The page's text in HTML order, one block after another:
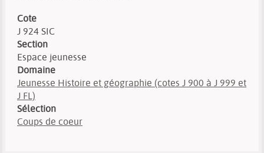
Cote
J 924 SIC
Section
Espace jeunesse
Domaine
Jeunesse Histoire et géographie (cotes J 900 à J 999 et
J FL)
Sélection
Coups de coeur